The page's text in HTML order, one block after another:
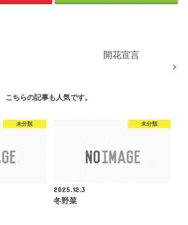
開花宣言
こちらの記事も人気です。
未分類 未分類
2025.12.3
冬野菜